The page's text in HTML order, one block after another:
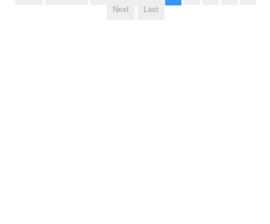
Next
Last